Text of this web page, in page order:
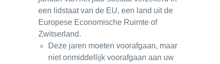
een lidstaat van de EU, een land uit de
Europese Economische Ruimte of
Zwitserland.
Deze jaren moeten voorafgaan, maar
niet onmiddellijk voorafgaan aan uw